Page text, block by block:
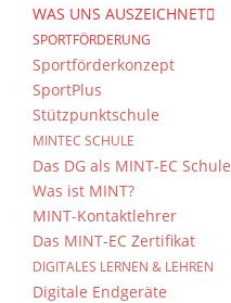
WAS UNS AUSZEICHNET
SPORTFÖRDERUNG
Sportförderkonzept
SportPlus
Stützpunktschule
MINTEC SCHULE
Das DG als MINT-EC Schule
Was ist MINT?
MINT-Kontaktlehrer
Das MINT-EC Zertifikat
DIGITALES LERNEN & LEHREN
Digitale Endgeräte